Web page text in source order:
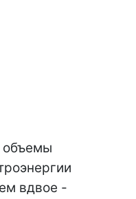
объемы
вдвое -